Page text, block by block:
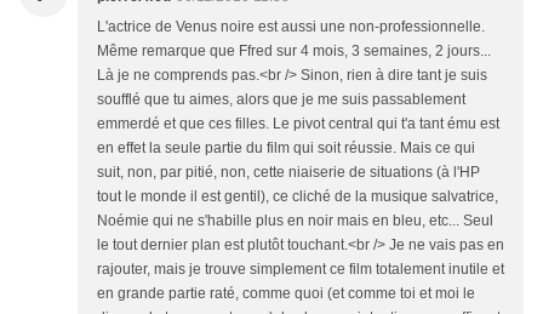
L'actrice de Venus noire est aussi une non-professionnelle.
Même remarque que Ffred sur 4 mois, 3 semaines, 2 jours...
Là je ne comprends pas.<br /> Sinon, rien à dire tant je suis
soufflé que tu aimes, alors que je me suis passablement
emmerdé et que ces filles. Le pivot central qui t'a tant ému est
en effet la seule partie du film qui soit réussie. Mais ce qui
suit, non, par pitié, non, cette niaiserie de situations (à l'HP
tout le monde il est gentil), ce cliché de la musique salvatrice,
Noémie qui ne s'habille plus en noir mais en bleu, etc... Seul
le tout dernier plan est plutôt touchant.<br /> Je ne vais pas en
rajouter, mais je trouve simplement ce film totalement inutile et
en grande partie raté, comme quoi (et comme toi et moi le